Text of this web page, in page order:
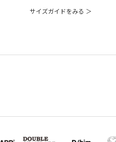
サイズガイドをみる ＞